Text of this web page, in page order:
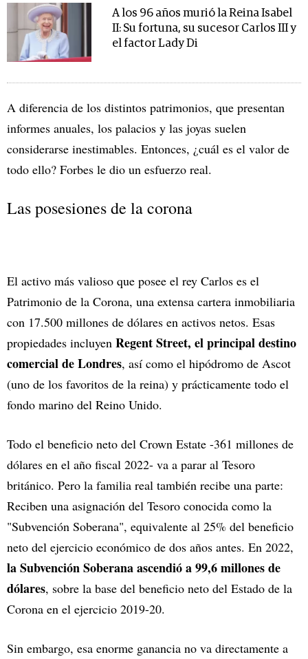
A los 96 años murió la Reina Isabel
II: Su fortuna, su sucesor Carlos III y
el factor Lady Di
A diferencia de los distintos patrimonios, que presentan
informes anuales, los palacios y las joyas suelen
considerarse inestimables. Entonces, ¿cuál es el valor de
todo ello? Forbes le dio un esfuerzo real.
Las posesiones de la corona
El activo más valioso que posee el rey Carlos es el
Patrimonio de la Corona, una extensa cartera inmobiliaria
con 17.500 millones de dólares en activos netos. Esas
propiedades incluyen Regent Street, el principal destino
comercial de Londres, así como el hipódromo de Ascot
(uno de los favoritos de la reina) y prácticamente todo el
fondo marino del Reino Unido.
Todo el beneficio neto del Crown Estate -361 millones de
dólares en el año fiscal 2022- va a parar al Tesoro
británico. Pero la familia real también recibe una parte:
Reciben una asignación del Tesoro conocida como la
"Subvención Soberana", equivalente al 25% del beneficio
neto del ejercicio económico de dos años antes. En 2022,
la Subvención Soberana ascendió a 99,6 millones de
dólares, sobre la base del beneficio neto del Estado de la
Corona en el ejercicio 2019-20.
Sin embargo, esa enorme ganancia no va directamente a